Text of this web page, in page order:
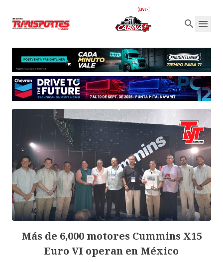
Más de 6,000 motores Cummins X15
Euro VI operan en México